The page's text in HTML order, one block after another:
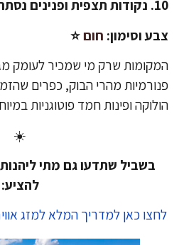
וסימון:חום⭐️
שרק מי שמכיר לעומק מגיע
מהרי הבוק, כפרים שהזמן
ופינות חמד פוטוגניות במיוחד.
בשביל שתדעו גם מתי ליהנות
להציע:
כאן למדריך המלא למזג אוויר